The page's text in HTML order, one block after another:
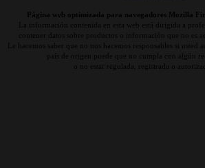
Página web optimizada para navegadores Mozilla
La información contenida en esta web está dirigida a
contener datos sobre productos o información que no es
Le hacemos saber que no nos hacemos responsables si usted
país de origen puede que no cumpla con algún
o no estar regulada, registrada o